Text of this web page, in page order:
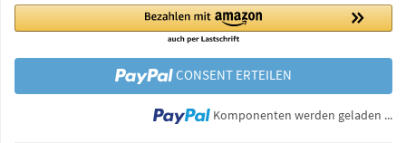
CONSENT ERTEILEN
Komponenten werden geladen ...